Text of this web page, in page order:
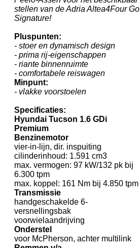
stellen van de Adria Altea4Four Go
Signature!
Pluspunten:
- stoer en dynamisch design
- prima rij-eigenschappen
- riante binnenruimte
- comfortabele reiswagen
Minpunt:
- vlakke voorstoelen
Specificaties:
Hyundai Tucson 1.6 GDi
Premium
Benzinemotor
vier-in-lijn, dir. inspuiting
cilinderinhoud: 1.591 cm3
max. vermogen: 97 kW/132 pk bij
6.300 tpm
max. koppel: 161 Nm bij 4.850 tpm
Transmissie
handgeschakelde 6-
versnellingsbak
voorwielaandrijving
Onderstel
voor McPherson, achter multilink